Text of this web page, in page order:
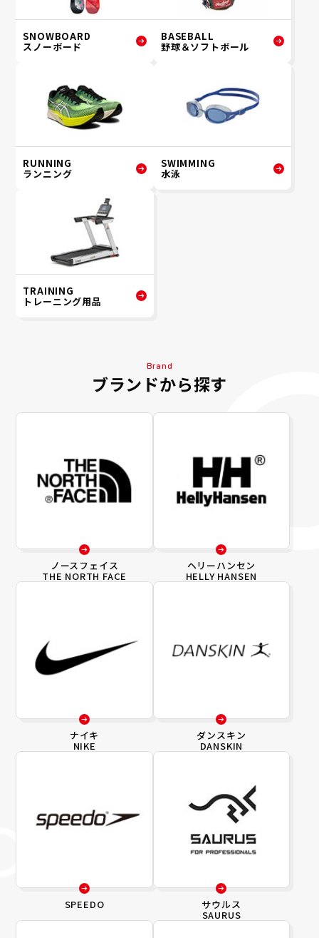
SNOWBOARD
スノーボード
BASEBALL
野球＆ソフトボール
RUNNING
ランニング
SWIMMING
水泳
TRAINING
トレーニング用品
Brand
ブランドから探す
ノースフェイス
THE NORTH FACE
ヘリーハンセン
HELLY HANSEN
ナイキ
NIKE
ダンスキン
DANSKIN
SPEEDO サウルス
SAURUS